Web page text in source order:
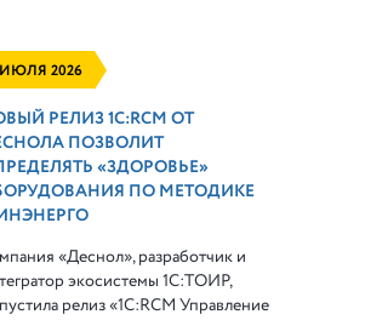
ИЮЛЯ 2026
РЕЛИЗ 1С:RCM ОТ
ПОЗВОЛИТ
«ЗДОРОВЬЕ»
ПО МЕТОДИКЕ
«Деснол», разработчик и
экосистемы 1С:ТОИР,
релиз «1С:RCM Управление